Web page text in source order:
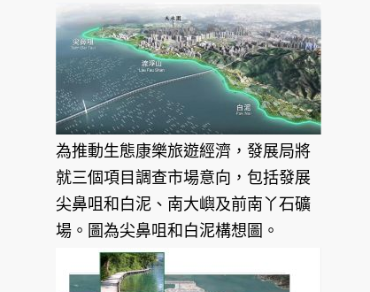
為推動生態康樂旅遊經濟，發展局將
就三個項目調查市場意向，包括發展
尖鼻咀和白泥、南大嶼及前南丫石礦
場。圖為尖鼻咀和白泥構想圖。